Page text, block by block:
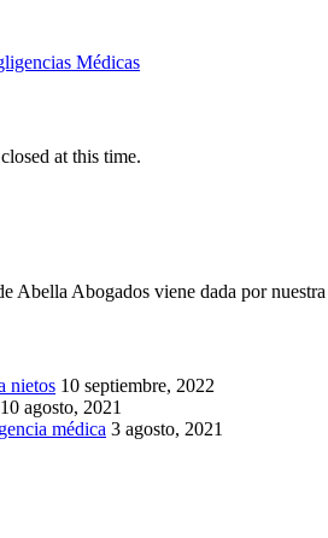
Médicas
at this time.
Abella Abogados viene dada por
nietos 10 septiembre, 2022
10 agosto, 2021
médica 3 agosto, 2021